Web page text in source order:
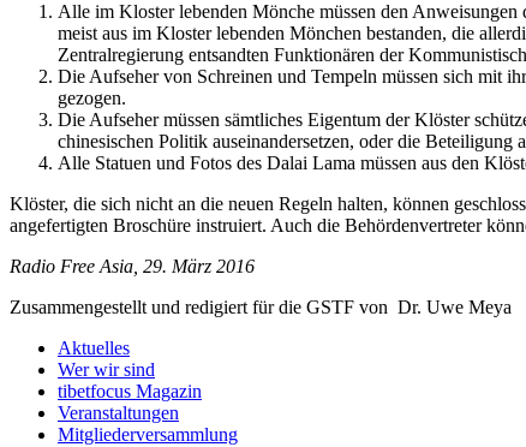
Alle im Kloster lebenden Mönche müssen den
meist aus im Kloster lebenden Mönchen bestanden, die
Zentralregierung entsandten Funktionären der
Die Aufseher von Schreinen und Tempeln müssen sich mit
gezogen.
Die Aufseher müssen sämtliches Eigentum der Klöster
chinesischen Politik auseinandersetzen, oder die Beteiligung
Alle Statuen und Fotos des Dalai Lama müssen aus den
Klöster, die sich nicht an die neuen Regeln halten, können
angefertigten Broschüre instruiert. Auch die Behördenvertreter
Radio Free Asia, 29. März 2016
Zusammengestellt und redigiert für die GSTF von Dr. Uwe Meya
Aktuelles
Wer wir sind
tibetfocus Magazin
Veranstaltungen
Mitgliederversammlung